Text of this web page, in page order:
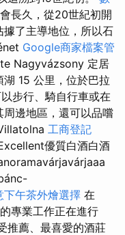
長久，從20世紀初開
了主導地位，所以石
Google商家檔案管
Nagyvázsony 定居
15 公里，位於巴拉
步行、騎自行車或在
邊地區，還可以品嚐
工商登記
優質白酒白酒
下午茶外燴選擇 在
專業工作正在進行
推薦、最喜愛的酒莊